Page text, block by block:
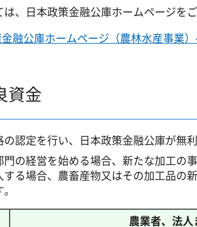
、日本政策金融公庫ホームページをご
融公庫ホームページ（農林水産事業
資金
認定を行い、日本政策金融公庫が無
の経営を始める場合、新たな加工の
する場合、農畜産物又はその加工品の
農業者、法